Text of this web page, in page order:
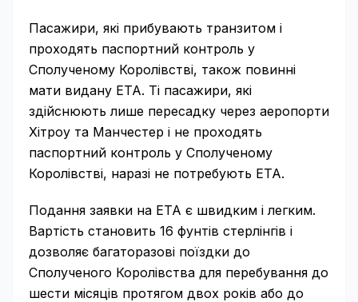
Пасажири, які прибувають транзитом і
проходять паспортний контроль у
Сполученому Королівстві, також повинні
мати видану ETA. Ті пасажири, які
здійснюють лише пересадку через аеропорти
Хітроу та Манчестер і не проходять
паспортний контроль у Сполученому
Королівстві, наразі не потребують ETA.
Подання заявки на ETA є швидким і легким.
Вартість становить 16 фунтів стерлінгів і
дозволяє багаторазові поїздки до
Сполученого Королівства для перебування до
шести місяців протягом двох років або до